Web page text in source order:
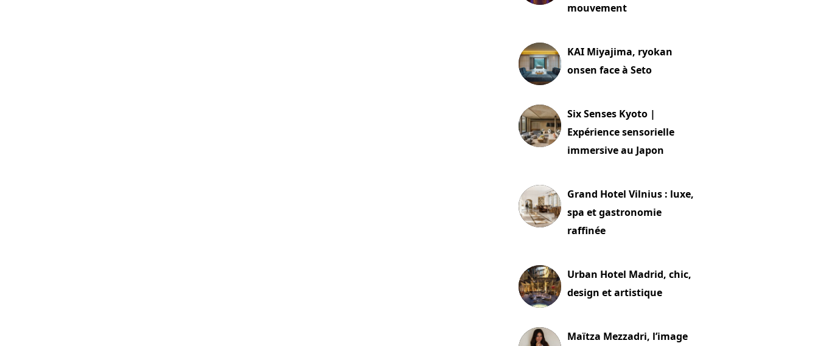
mouvement
KAI Miyajima, ryokan
onsen face à Seto
Six Senses Kyoto |
Expérience sensorielle
immersive au Japon
Grand Hotel Vilnius : luxe,
spa et gastronomie
raffinée
Urban Hotel Madrid, chic,
design et artistique
Maïtza Mezzadri, l’image